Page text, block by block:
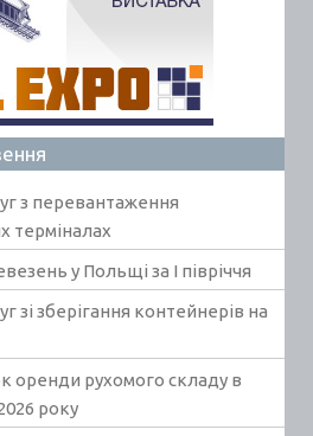
з перевантаження
терміналах
у Польщі за І півріччя
зі зберігання контейнерів на
оренди рухомого складу в
року